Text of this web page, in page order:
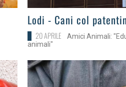
>Lodi - Cani col
20 APRILE
Amici Animali:
animali"